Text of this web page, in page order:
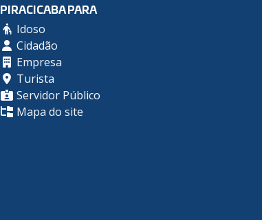
PIRACICABA PARA
Idoso
Cidadão
Empresa
Turista
Servidor Público
Mapa do site